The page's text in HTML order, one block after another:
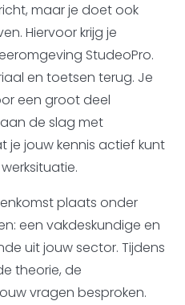
maar je doet ook
Hiervoor krijg je
StudeoPro.
en toetsen terug. Je
een groot deel
de slag met
je jouw kennis actief kunt
plaats onder
een vakdeskundige en
uit jouw sector. Tijdens
theorie, de
vragen besproken.